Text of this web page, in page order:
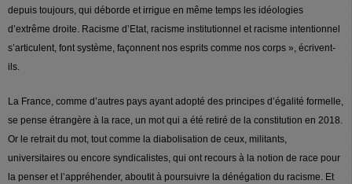
depuis toujours, qui déborde et irrigue en même temps les idéologies
d’extrême droite. Racisme d’Etat, racisme institutionnel et racisme intentionnel
s’articulent, font système, façonnent nos esprits comme nos corps », écrivent-
ils.
La France, comme d’autres pays ayant adopté des principes d’égalité formelle,
se pense étrangère à la race, un mot qui a été retiré de la constitution en 2018.
Or le retrait du mot, tout comme la diabolisation de ceux, militants,
universitaires ou encore syndicalistes, qui ont recours à la notion de race pour
la penser et l’appréhender, aboutit à poursuivre la dénégation du racisme. Et